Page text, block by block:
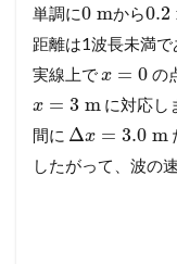
単調に0 mから0.2
距離は1波長未満で
実線上でx = 0 の
x = 3 m に対応し
間に Δx = 3.0 m
したがって、波の